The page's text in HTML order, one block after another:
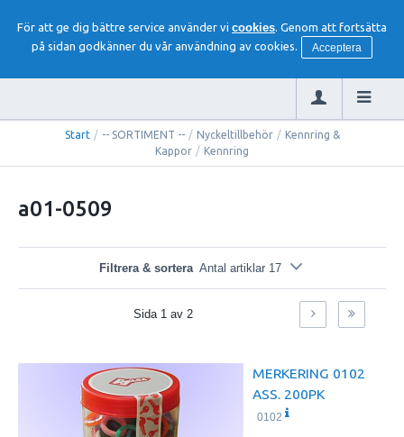
För att ge dig bättre service använder vi cookies. Genom att fortsätta
på sidan godkänner du vår användning av cookies.
Acceptera
Start / -- SORTIMENT -- / Nyckeltillbehör / Kennring &
Kappor / Kennring
a01-0509
Filtrera & sortera Antal artiklar 17
Sida 1 av 2
MERKERING 0102
ASS. 200PK
0102